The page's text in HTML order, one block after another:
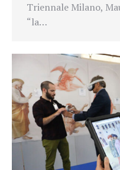
Triennale Milano,
“la…